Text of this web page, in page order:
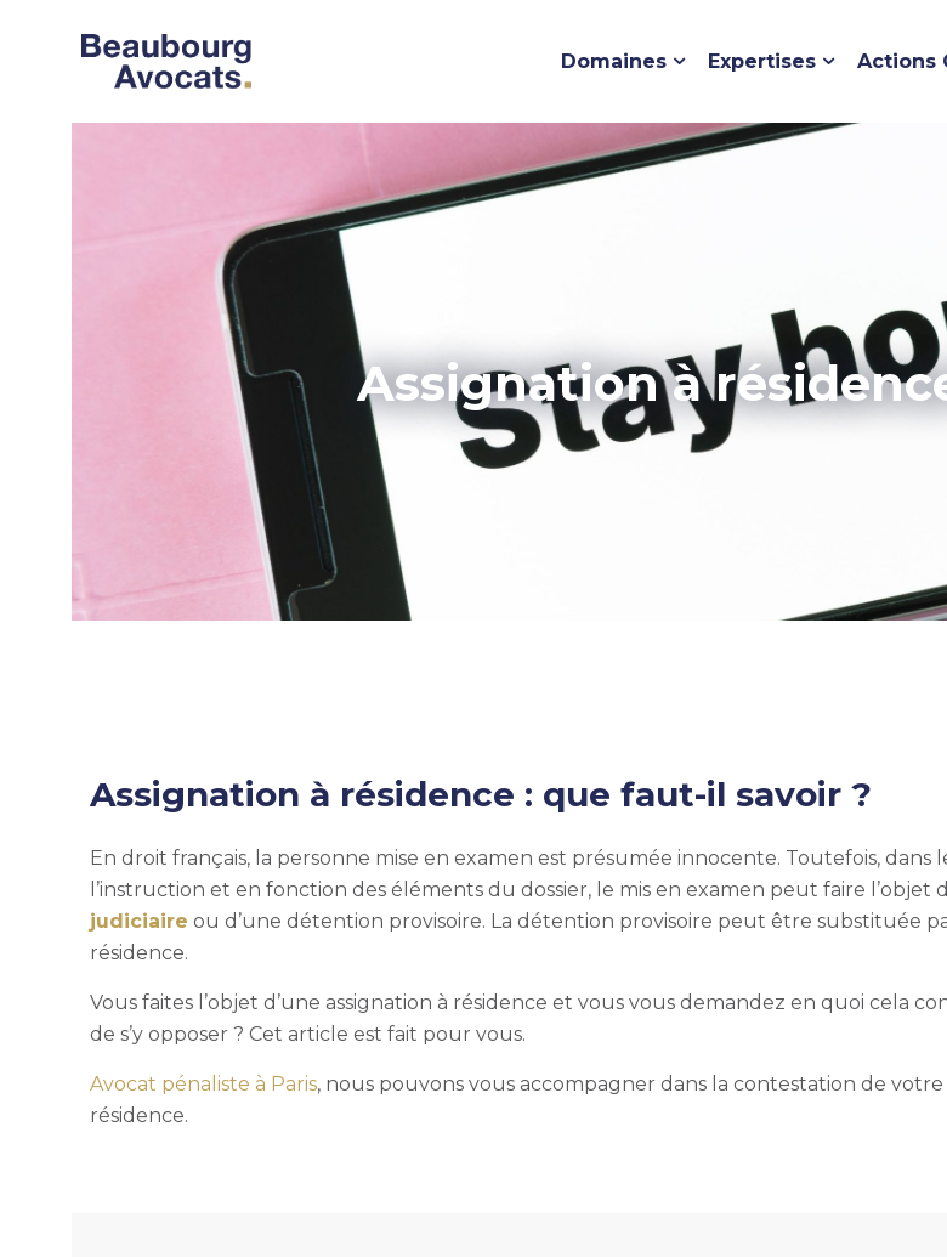
Domaines Expertises Actions
Assignation à
Assignation à résidence : que faut-il savoir ?
En droit français, la personne mise en examen est présumée innocente. Toutefois, dans
l’instruction et en fonction des éléments du dossier, le mis en examen peut faire l’objet
judiciaire ou d’une détention provisoire. La détention provisoire peut être substituée
résidence.
Vous faites l’objet d’une assignation à résidence et vous vous demandez en quoi cela
de s’y opposer ? Cet article est fait pour vous.
Avocat pénaliste à Paris, nous pouvons vous accompagner dans la contestation de votre
résidence.